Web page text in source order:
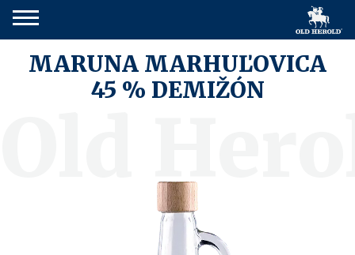
MARUNA MARHUĽOVICA
45 % DEMIŽÓN